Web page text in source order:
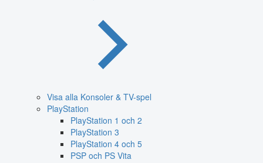
Visa alla Konsoler & TV-spel
PlayStation
PlayStation 1 och 2
PlayStation 3
PlayStation 4 och 5
PSP och PS Vita